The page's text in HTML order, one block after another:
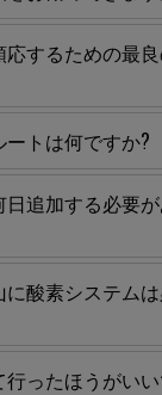
するための最
トは何ですか?
追加する必要
酸素システム
ったほうがい